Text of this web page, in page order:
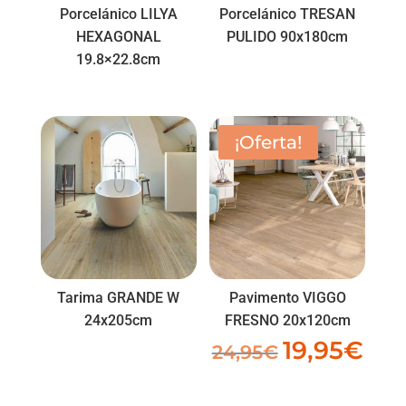
Porcelánico LILYA
HEXAGONAL
19.8×22.8cm
Porcelánico TRESAN
PULIDO 90x180cm
Tarima GRANDE W
24x205cm
¡Oferta!
Pavimento VIGGO
FRESNO 20x120cm
24,95€ El
19,95€El